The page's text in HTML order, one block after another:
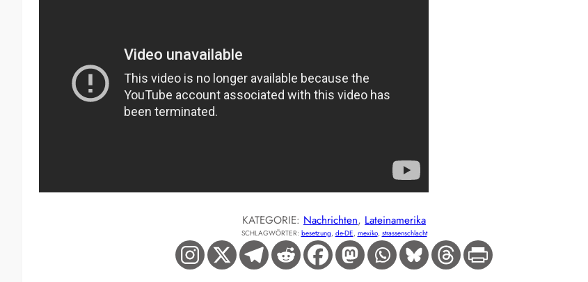
KATEGORIE: Nachrichten, Lateinamerika
SCHLAGWÖRTER: besetzung, de-DE, mexiko, strassenschlacht